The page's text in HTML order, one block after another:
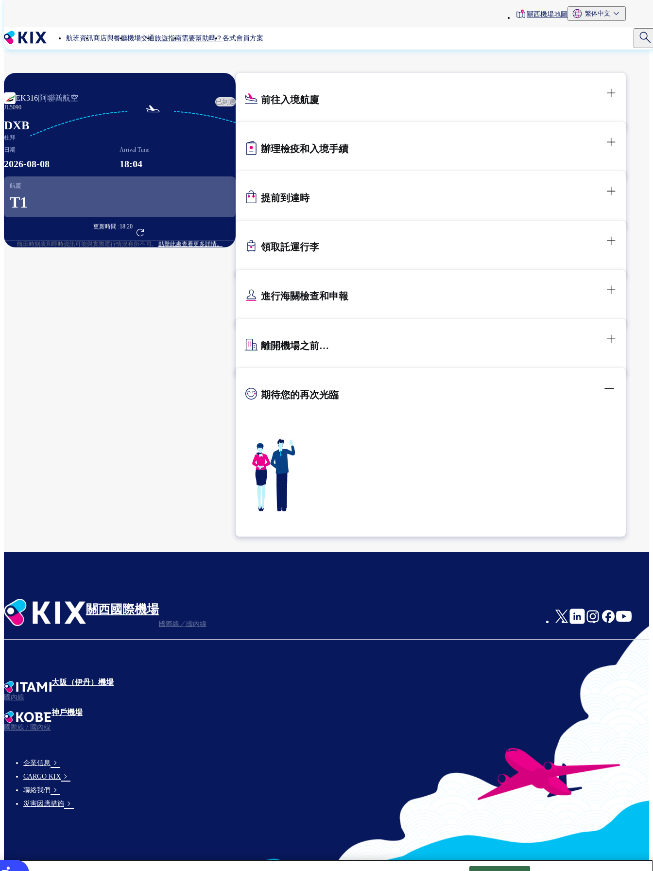
主
內
容
toolbar關西機場地圖 繁体中文
航班資訊商店與餐廳機場交通旅遊指南需要幫助嗎？ 各式會員方案
EK316|阿聯酋航空
JL5090
已到達
DXB
杜拜

日期
2026-08-08
Arrival Time
18:04
航廈
T1
更新時間 :18:20
前往航班預訂
航班時刻表和即時資訊可能與實際運行情況有所不同。 點擊此處查看更多詳情。
前往入境航廈
辦理檢疫和入境手續
提前到達時
領取託運行李
進行海關檢查和申報
離開機場之前…
期待您的再次光臨
關西國際機場
國際線／國內線
大阪（伊丹）機場
國內線
神戶機場
國際線 / 國內線
footer-
links-
en-
企業信息
CARGO KIX
聯絡我們
災害因應措施
Social